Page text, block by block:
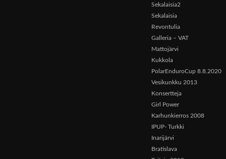
Sekalaisia2
Sekalaisia
Revontulia
Galleria – VAT
Mattojärvi
Kukkola
PolarEnduroCup 8.8.2020
Vesikunkku 2013
Konsertteja
Girl Power
Karhunkierros 2008
IPUP- Turkki
Inarijärvi
Bratislava